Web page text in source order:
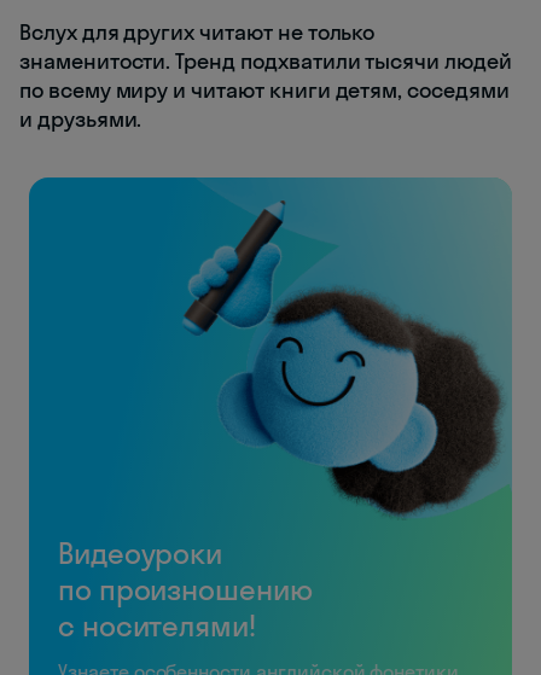
Вслух для других читают не только
знаменитости. Тренд подхватили тысячи людей
по всему миру и читают книги детям, соседями
и друзьями.
Видеоуроки
по произношению
с носителями!